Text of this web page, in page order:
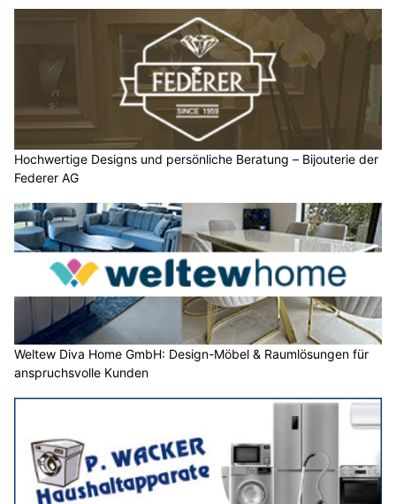
Hochwertige Designs und persönliche Beratung – Bijouterie der
Federer AG
Weltew Diva Home GmbH: Design-Möbel & Raumlösungen für
anspruchsvolle Kunden